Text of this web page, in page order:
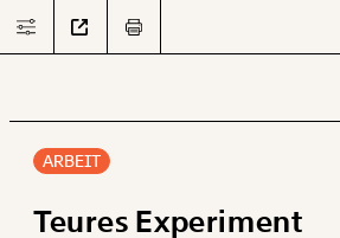
second
ARBEIT
Teures Experiment